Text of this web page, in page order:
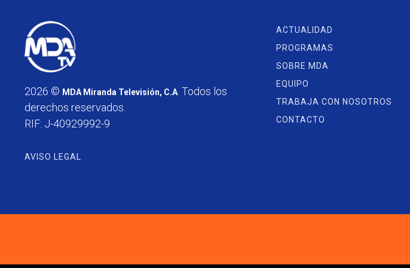
2026 © MDA Miranda Televisión, C.A . Todos los
derechos reservados.
RIF: J-40929992-9
AVISO LEGAL
ACTUALIDAD
PROGRAMAS
SOBRE MDA
EQUIPO
TRABAJA CON NOSOTROS
CONTACTO